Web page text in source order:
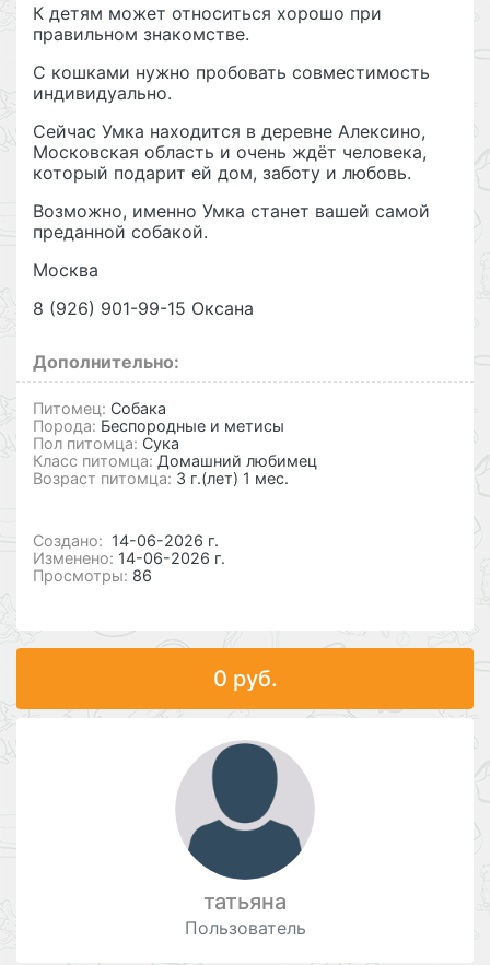
К детям может относиться хорошо при
правильном знакомстве.
С кошками нужно пробовать совместимость
индивидуально.
Сейчас Умка находится в деревне Алексино,
Московская область и очень ждёт человека,
который подарит ей дом, заботу и любовь.
Возможно, именно Умка станет вашей самой
преданной собакой.
Москва
8 (926) 901-99-15 Оксана
Дополнительно:
Питомец: Собака
Порода: Беспородные и метисы
Пол питомца: Сука
Класс питомца: Домашний любимец
Возраст питомца: 3 г.(лет) 1 мес.
Cоздано: 14-06-2026 г.
Изменено: 14-06-2026 г.
Просмотры: 86
0 руб.
татьяна
Пользователь